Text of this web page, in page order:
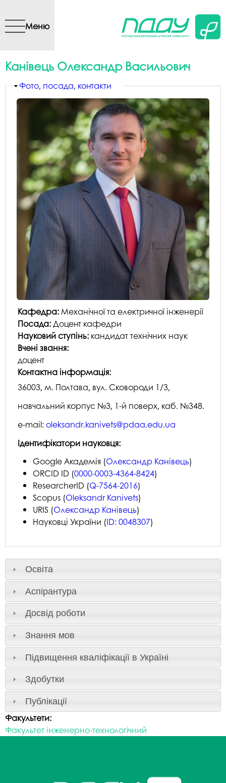
вмісту
Меню
Канівець Олександр Васильович
ПриховатиФото, посада, контакти
Кафедра: Механічної та електричної інженерії
Посада:Доцент кафедри
Науковий ступінь: кандидат технічних наук
Вчені звання:
доцент
Контактна інформація:
36003, м. Полтава, вул. Сковороди 1/3,
навчальний корпус №3, 1-й поверх, каб. №348.
e-mail:oleksandr.kanivets@pdaa.edu.ua
Ідентифікатори науковця:
Google Академія (Олександр Канівець)
ORCID ID (0000-0003-4364-8424)
ResearcherID (Q-7564-2016)
Scopus (Oleksandr Kanivets)
URIS (Олександр Канівець)
Науковці України (ID: 0048307)
Освіта
Аспірантура
Досвід роботи
Знання мов
Підвищення кваліфікації в Україні
Здобутки
Публікації
Факультети:
Факультет інженерно-технологічний